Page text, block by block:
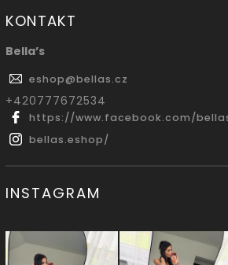
KONTAKT
Bella’s
eshop@bellas.cz
‭+420777672534
https://www.facebook.com/
bellas.eshop/
INSTAGRAM